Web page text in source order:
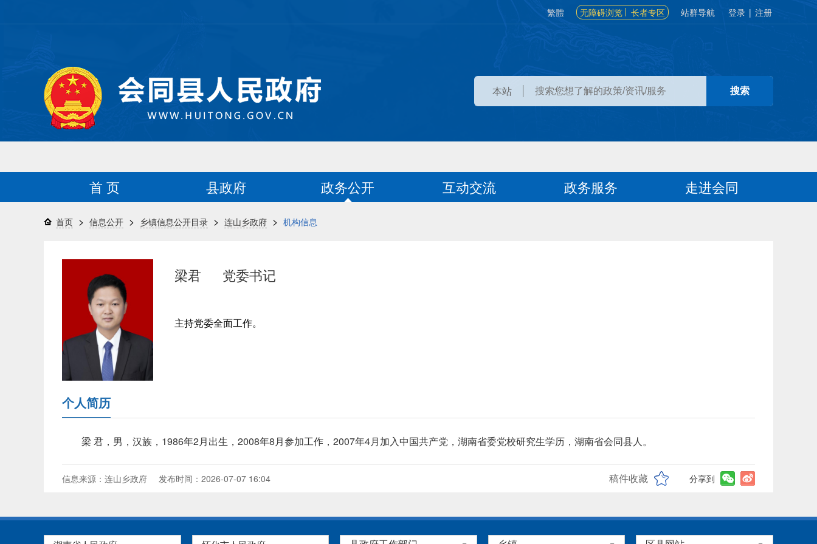
繁體 无障碍浏览 长者专区 站群导航 登录 | 注册
本站
首 页 县政府 政务公开 互动交流 政务服务 走进会同
首页 > 信息公开 > 乡镇信息公开目录 > 连山乡政府 > 机构信息
梁君 党委书记
主持党委全面工作。
个人简历
梁 君，男，汉族，1986年2月出生，2008年8月参加工作，2007年4月加入中国共产党，湖南省委党校研究生学历，湖南省会同县人。
信息来源：连山乡政府 发布时间：2026-07-07 16:04 稿件收藏 分享到